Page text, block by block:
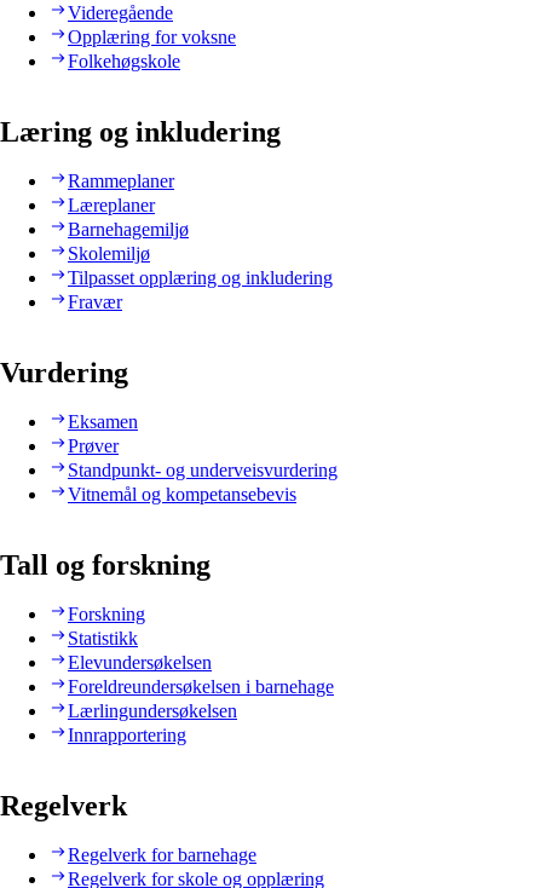
Videregående
Opplæring for voksne
Folkehøgskole
Læring og inkludering
Rammeplaner
Læreplaner
Barnehagemiljø
Skolemiljø
Tilpasset opplæring og inkludering
Fravær
Vurdering
Eksamen
Prøver
Standpunkt- og underveisvurdering
Vitnemål og kompetansebevis
Tall og forskning
Forskning
Statistikk
Elevundersøkelsen
Foreldreundersøkelsen i barnehage
Lærlingundersøkelsen
Innrapportering
Regelverk
Regelverk for barnehage
Regelverk for skole og opplæring